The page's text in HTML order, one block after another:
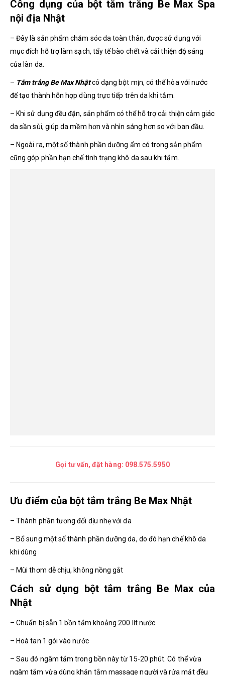
Công dụng của bột tắm trắng Be Max Spa
nội địa Nhật
– Đây là sản phẩm chăm sóc da toàn thân, được sử dụng với
mục đích hỗ trợ làm sạch, tẩy tế bào chết và cải thiện độ sáng
của làn da.
– Tắm trắng Be Max Nhậtcó dạng bột mịn, có thể hòa với nước
để tạo thành hỗn hợp dùng trực tiếp trên da khi tắm.
– Khi sử dụng đều đặn, sản phẩm có thể hỗ trợ cải thiện cảm giác
da sần sùi, giúp da mềm hơn và nhìn sáng hơn so với ban đầu.
– Ngoài ra, một số thành phần dưỡng ẩm có trong sản phẩm
cũng góp phần hạn chế tình trạng khô da sau khi tắm.
Gọi tư vấn, đặt hàng: 098.575.5950
Ưu điểm của bột tắm trắng Be Max Nhật
– Thành phần tương đối dịu nhẹ với da
– Bổ sung một số thành phần dưỡng da, do đó hạn chế khô da
khi dùng
– Mùi thơm dễ chịu, không nồng gắt
Cách sử dụng bột tắm trắng Be Max của
Nhật
– Chuẩn bị sẵn 1 bồn tắm khoảng 200 lít nước
– Hoà tan 1 gói vào nước
– Sau đó ngâm tắm trong bồn này từ 15-20 phút. Có thể vừa
ngâm tắm vừa dùng khăn tắm massage người và rửa mặt đều